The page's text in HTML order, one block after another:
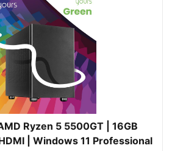
Ryzen 5 5500GT | 16GB
| Windows 11 Professional